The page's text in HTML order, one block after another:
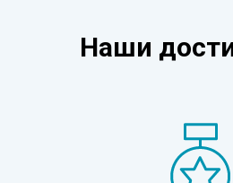
Наши